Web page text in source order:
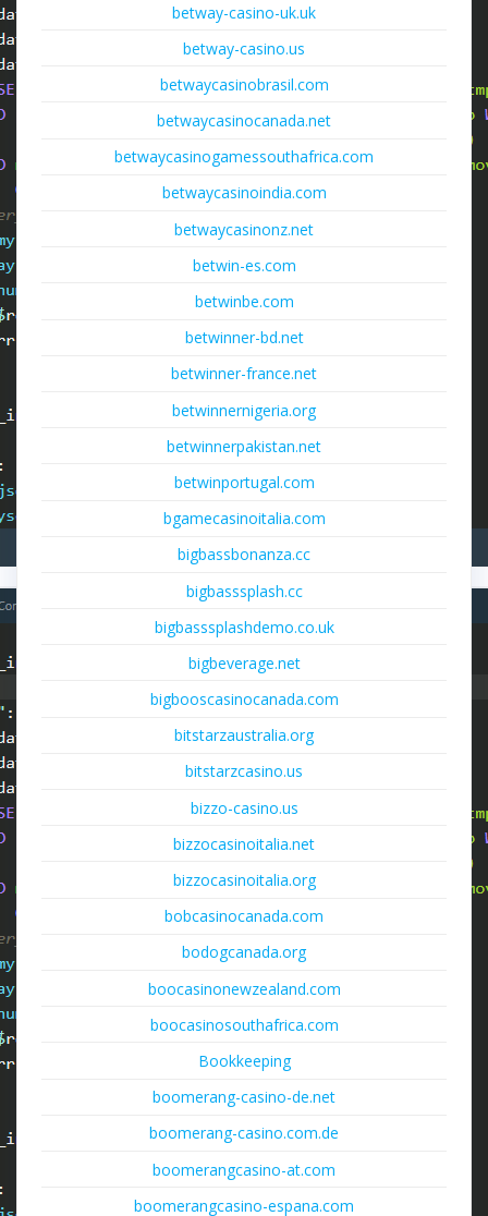
betway-casino-uk.uk
betway-casino.us
betwaycasinobrasil.com
betwaycasinocanada.net
betwaycasinogamessouthafrica.com
betwaycasinoindia.com
betwaycasinonz.net
betwin-es.com
betwinbe.com
betwinner-bd.net
betwinner-france.net
betwinnernigeria.org
betwinnerpakistan.net
betwinportugal.com
bgamecasinoitalia.com
bigbassbonanza.cc
bigbasssplash.cc
bigbasssplashdemo.co.uk
bigbeverage.net
bigbooscasinocanada.com
bitstarzaustralia.org
bitstarzcasino.us
bizzo-casino.us
bizzocasinoitalia.net
bizzocasinoitalia.org
bobcasinocanada.com
bodogcanada.org
boocasinonewzealand.com
boocasinosouthafrica.com
Bookkeeping
boomerang-casino-de.net
boomerang-casino.com.de
boomerangcasino-at.com
boomerangcasino-espana.com